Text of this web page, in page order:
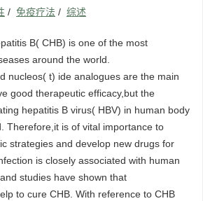
/ 免疫疗法 / 综述
B( CHB) is one of the most
around the world.
nucleos( t) ide analogues are the main
good therapeutic efficacy,but the
hepatitis B virus( HBV) in human body
Therefore,it is of vital importance to
strategies and develop new drugs for
is closely associated with human
studies have shown that
to cure CHB. With reference to CHB